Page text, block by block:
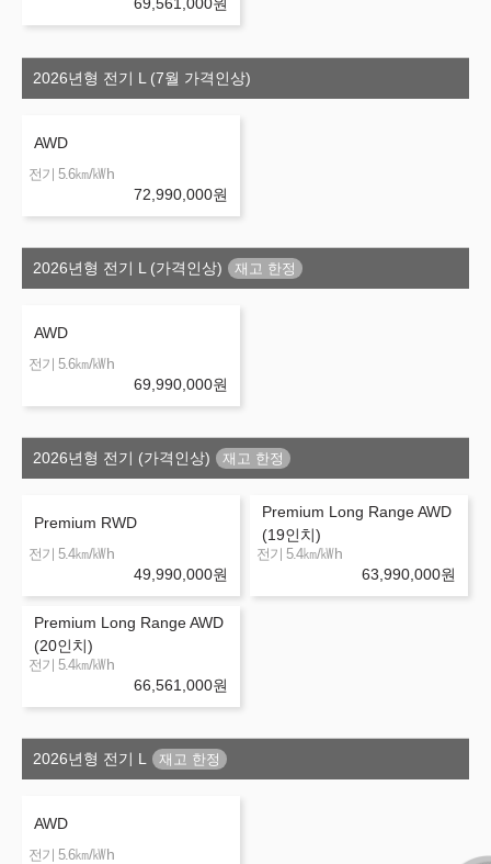
69,561,000원
2026년형 전기 L (7월 가격인상)
AWD
전기 5.6㎞/㎾h
72,990,000원
2026년형 전기 L (가격인상)
AWD
전기 5.6㎞/㎾h
69,990,000원
2026년형 전기 (가격인상)
Premium RWD
전기 5.4㎞/㎾h
49,990,000원
Premium Long Range AWD
(19인치)
전기 5.4㎞/㎾h
63,990,000원
Premium Long Range AWD
(20인치)
전기 5.4㎞/㎾h
66,561,000원
2026년형 전기 L
AWD
전기 5.6㎞/㎾h